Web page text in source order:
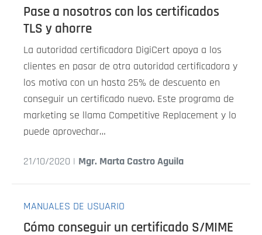
Pase a nosotros con los certificados
TLS y ahorre
La autoridad certificadora DigiCert apoya a los
clientes en pasar de otra autoridad certificadora y
los motiva con un hasta 25% de descuento en
conseguir un certificado nuevo. Este programa de
marketing se llama Competitive Replacement y lo
puede aprovechar…
21/10/2020 | Mgr. Marta Castro Aguila
MANUALES DE USUARIO
Cómo conseguir un certificado S/MIME